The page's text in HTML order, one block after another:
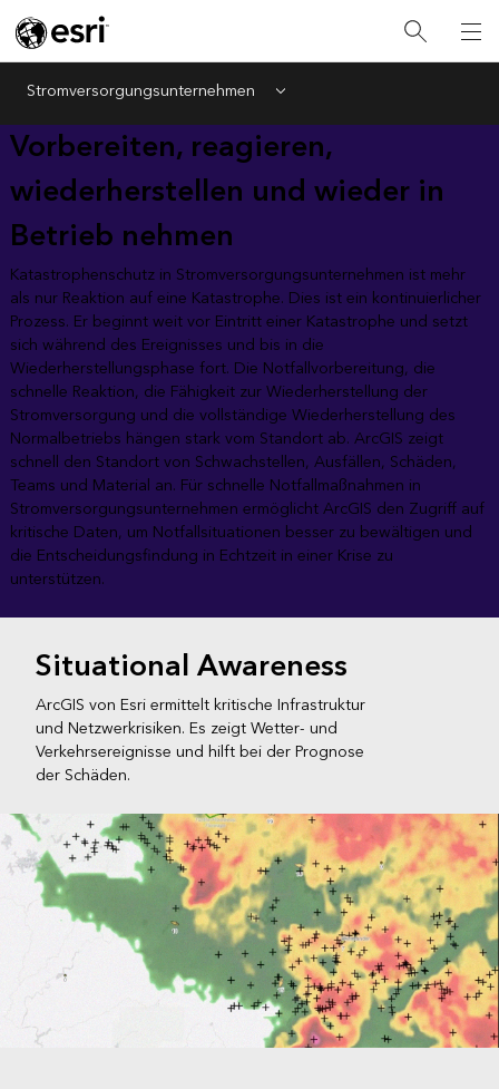
Stromversorgungsunternehmen Menu
Vorbereiten, reagieren,
wiederherstellen und wieder in
Betrieb nehmen
Katastrophenschutz in Stromversorgungsunternehmen ist mehr
als nur Reaktion auf eine Katastrophe. Dies ist ein kontinuierlicher
Prozess. Er beginnt weit vor Eintritt einer Katastrophe und setzt
sich während des Ereignisses und bis in die
Wiederherstellungsphase fort. Die Notfallvorbereitung, die
schnelle Reaktion, die Fähigkeit zur Wiederherstellung der
Stromversorgung und die vollständige Wiederherstellung des
Normalbetriebs hängen stark vom Standort ab. ArcGIS zeigt
schnell den Standort von Schwachstellen, Ausfällen, Schäden,
Teams und Material an. Für schnelle Notfallmaßnahmen in
Stromversorgungsunternehmen ermöglicht ArcGIS den Zugriff auf
kritische Daten, um Notfallsituationen besser zu bewältigen und
die Entscheidungsfindung in Echtzeit in einer Krise zu
unterstützen.
Situational Awareness
ArcGIS von Esri ermittelt kritische Infrastruktur
und Netzwerkrisiken. Es zeigt Wetter- und
Verkehrsereignisse und hilft bei der Prognose
der Schäden.